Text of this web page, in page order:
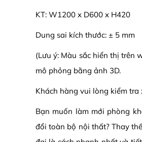
KT: W1200 x D600 x H420
Dung sai kích thước: ± 5 mm
(Lưu ý: Màu sắc hiển thị trên
mô phỏng bằng ảnh 3D.
Khách hàng vui lòng kiểm
Bạn muốn làm mới phòng
đổi toàn bộ nội thất? Thay